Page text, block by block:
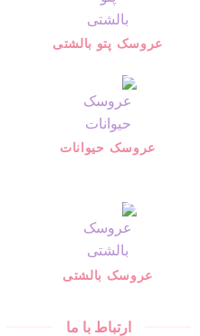
عروسک پتو بالشتی
عروسک حیوانات
عروسک بالشتی
ارتباط با ما